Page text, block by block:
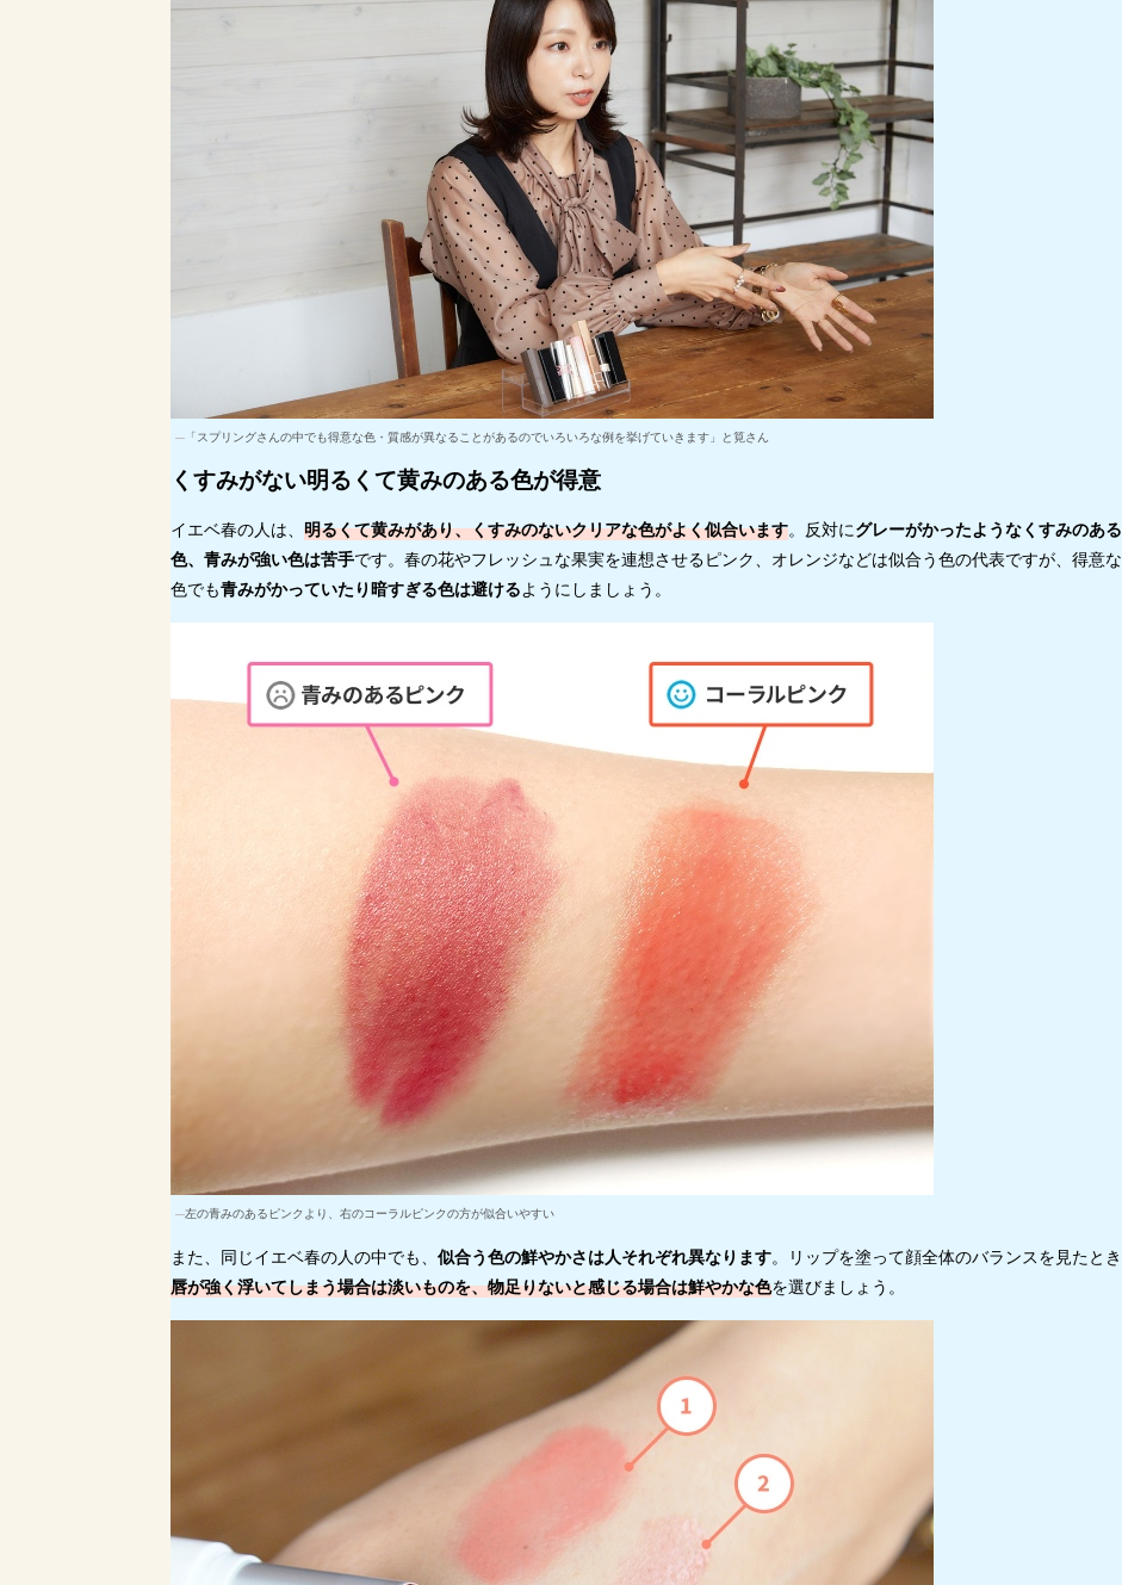
「スプリングさんの中でも得意な色・質感が異なることがあるのでいろいろな例を挙げていきます」と筧さん
くすみがない明るくて黄みのある色が得意
イエベ春の人は、 明るくて黄みがあり、くすみのないクリアな色がよく似合います。反対にグレーがかったようなくすみのある
色、青みが強い色は苦手です。春の花やフレッシュな果実を連想させるピンク、オレンジなどは似合う色の代表ですが、得意な
色でも青みがかっていたり暗すぎる色は避けるようにしましょう。
左の青みのあるピンクより、右のコーラルピンクの方が似合いやすい
また、同じイエベ春の人の中でも、 似合う色の鮮やかさは人それぞれ異なります。リップを塗って顔全体のバランスを見たとき
唇が強く浮いてしまう場合は淡いものを、物足りないと感じる場合は鮮やかな色を選びましょう。